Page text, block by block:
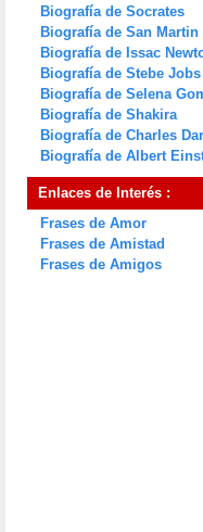
Biografía de Socrates
Biografía de San Martin
Biografía de Issac
Biografía de Stebe Jobs
Biografía de Selena
Biografía de Shakira
Biografía de Charles
Biografía de Albert
Enlaces de Interés :
Frases de Amor
Frases de Amistad
Frases de Amigos